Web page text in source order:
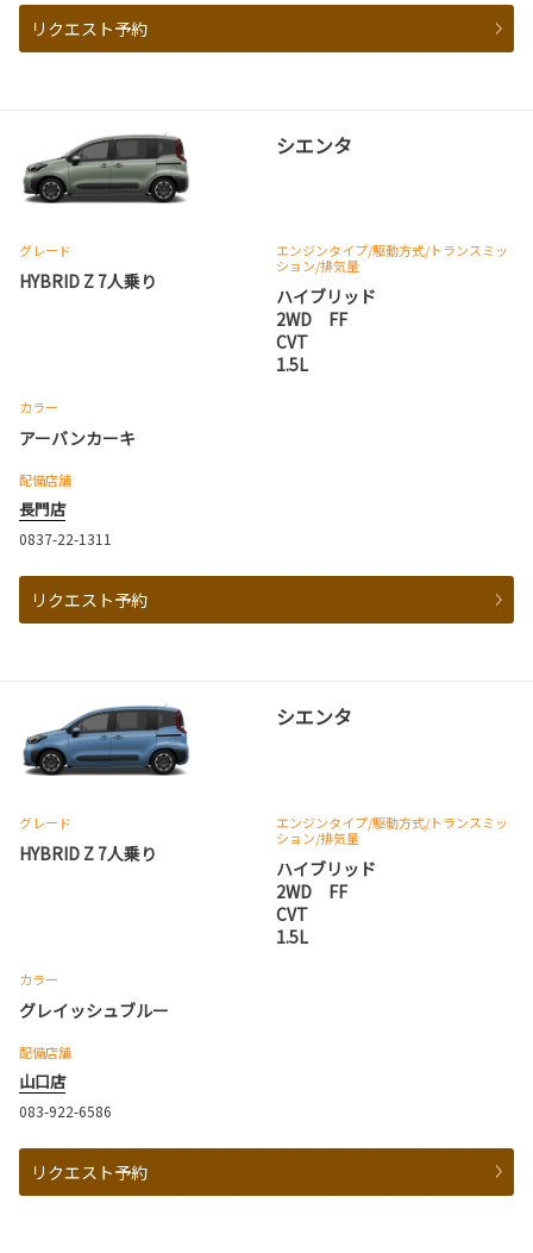
リクエスト予約
シエンタ
グレード
HYBRID Z 7人乗り
エンジンタイプ/駆動方式/トランスミッ
ション/排気量
ハイブリッド
2WD FF
CVT
1.5L
カラー
アーバンカーキ
配備店舗
長門店
0837-22-1311
リクエスト予約
シエンタ
グレード
HYBRID Z 7人乗り
エンジンタイプ/駆動方式/トランスミッ
ション/排気量
ハイブリッド
2WD FF
CVT
1.5L
カラー
グレイッシュブルー
配備店舗
山口店
083-922-6586
リクエスト予約